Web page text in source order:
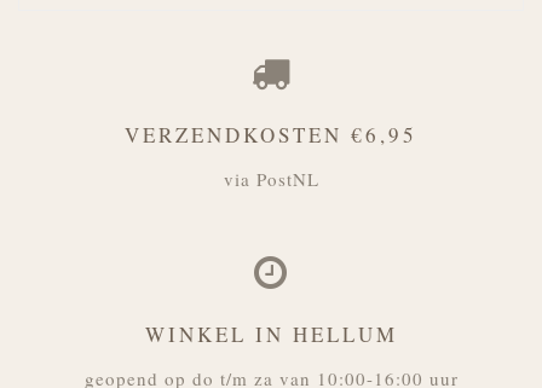
VERZENDKOSTEN €6,95
via PostNL
WINKEL IN HELLUM
geopend op do t/m za van 10:00-16:00 uur